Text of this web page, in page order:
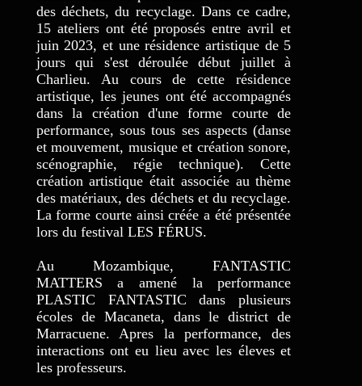
des déchets, du recyclage. Dans ce cadre,
15 ateliers ont été proposés entre avril et
juin 2023, et une résidence artistique de 5
jours qui s'est déroulée début juillet à
Charlieu. Au cours de cette résidence
artistique, les jeunes ont été accompagnés
dans la création d'une forme courte de
performance, sous tous ses aspects (danse
et mouvement, musique et création sonore,
scénographie, régie technique). Cette
création artistique était associée au thème
des matériaux, des déchets et du recyclage.
La forme courte ainsi créée a été présentée
lors du festival LES FÉRUS.
Au Mozambique, FANTASTIC
MATTERS a amené la performance
PLASTIC FANTASTIC dans plusieurs
écoles de Macaneta, dans le district de
Marracuene. Apres la performance, des
interactions ont eu lieu avec les éleves et
les professeurs.